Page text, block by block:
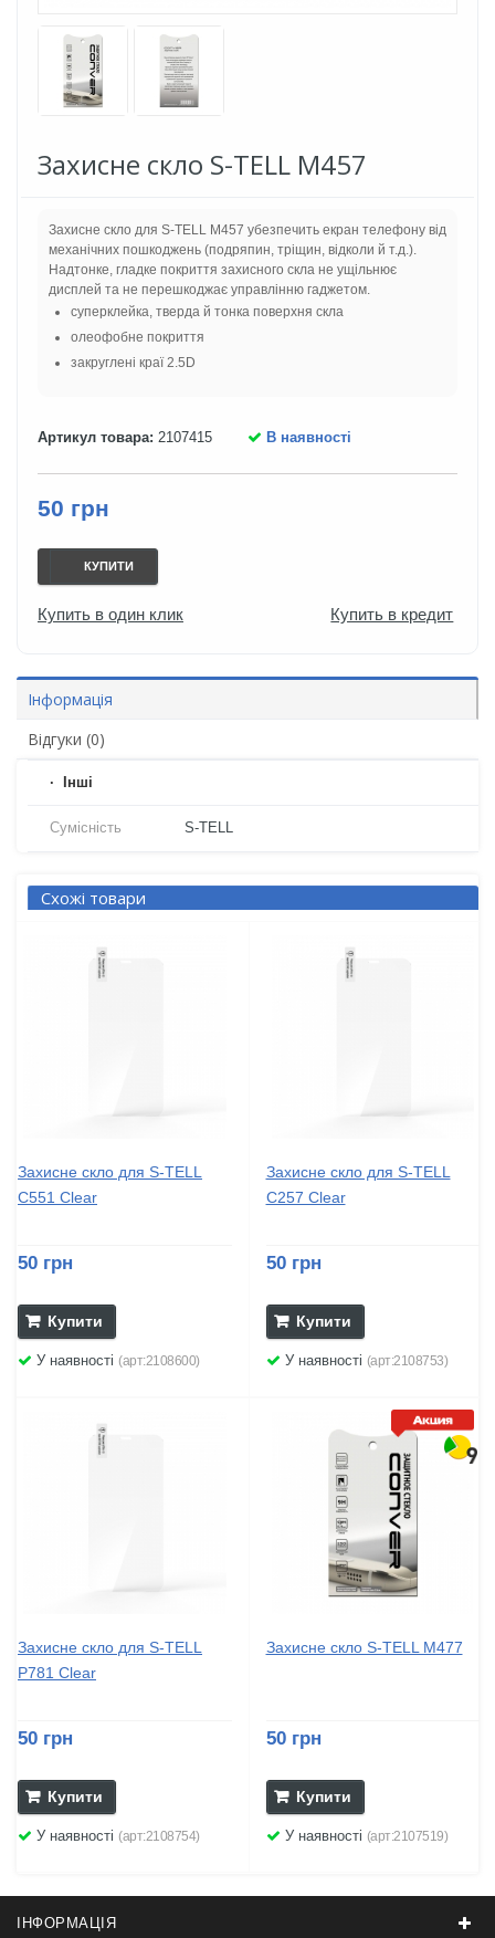
Захисне скло S-TELL M457
Захисне скло для S-TELL M457 убезпечить екран телефону від
механічних пошкоджень (подряпин, тріщин, відколи й т.д.).
Надтонке, гладке покриття захисного скла не ущільнює
дисплей та не перешкоджає управлінню гаджетом.
суперклейка, тверда й тонка поверхня скла
олеофобне покриття
закруглені краї 2.5D
Артикул товара: 2107415 В наявності
50 грн
КУПИТИ
Купить в один клик Купить в кредит
Інформація
Відгуки (0)
Iнші
Сумісність S-TELL
Схожі товари
Захисне скло для S-TELL
C551 Clear
50 грн
Купити
У наявності (арт:2108600)
Захисне скло для S-TELL
C257 Clear
50 грн
Купити
У наявності (арт:2108753)
Захисне скло для S-TELL
P781 Clear
50 грн
Купити
У наявності (арт:2108754)
Захисне скло S-TELL M477
50 грн
Купити
У наявності (арт:2107519)
ІНФОРМАЦІЯ